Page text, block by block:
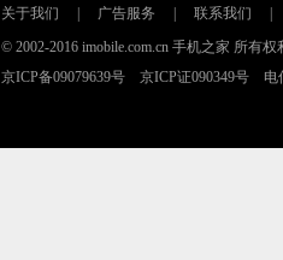
关于我们 广告服务 联系我们
© 2002-2016 imobile.com.cn 手机之家 所有
京ICP备09079639号 京ICP证090349号 电